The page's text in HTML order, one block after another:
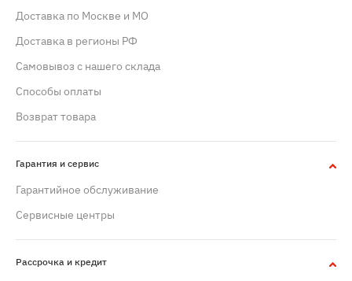
Доставка по Москве и МО
Доставка в регионы РФ
Самовывоз с нашего склада
Способы оплаты
Возврат товара
Гарантия и сервис
Гарантийное обслуживание
Сервисные центры
Рассрочка и кредит